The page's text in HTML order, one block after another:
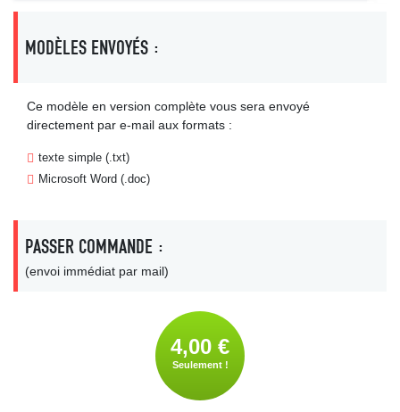
MODÈLES ENVOYÉS :
Ce modèle en version complète vous sera envoyé
directement par e-mail aux formats :
texte simple (.txt)
Microsoft Word (.doc)
PASSER COMMANDE :
(envoi immédiat par mail)
4,00 €
Seulement !